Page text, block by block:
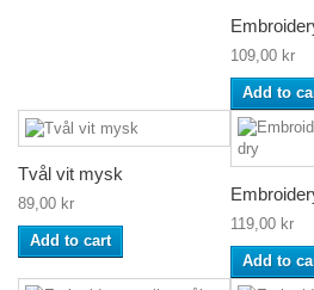
109,00 kr
Add to
Tvål vit mysk
89,00 kr
Add to cart
119,00 kr
Add to